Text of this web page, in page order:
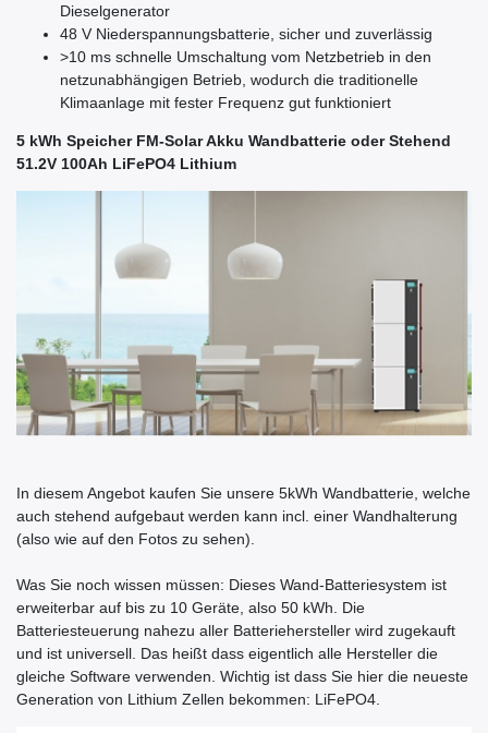
Dieselgenerator
48 V Niederspannungsbatterie, sicher und zuverlässig
>10 ms schnelle Umschaltung vom Netzbetrieb in den
netzunabhängigen Betrieb, wodurch die traditionelle
Klimaanlage mit fester Frequenz gut funktioniert
5 kWh Speicher FM-Solar Akku Wandbatterie oder Stehend
51.2V 100Ah LiFePO4 Lithium
In diesem Angebot kaufen Sie unsere 5kWh Wandbatterie, welche
auch stehend aufgebaut werden kann incl. einer Wandhalterung
(also wie auf den Fotos zu sehen).
Was Sie noch wissen müssen: Dieses Wand-Batteriesystem ist
erweiterbar auf bis zu 10 Geräte, also 50 kWh. Die
Batteriesteuerung nahezu aller Batteriehersteller wird zugekauft
und ist universell. Das heißt dass eigentlich alle Hersteller die
gleiche Software verwenden. Wichtig ist dass Sie hier die neueste
Generation von Lithium Zellen bekommen: LiFePO4.